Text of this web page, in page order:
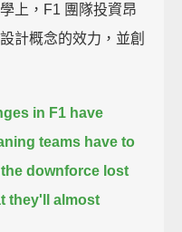
上，F1 團隊投資昂
計概念的效力，並創
in F1 have
teams have to
downforce lost
they'll almost